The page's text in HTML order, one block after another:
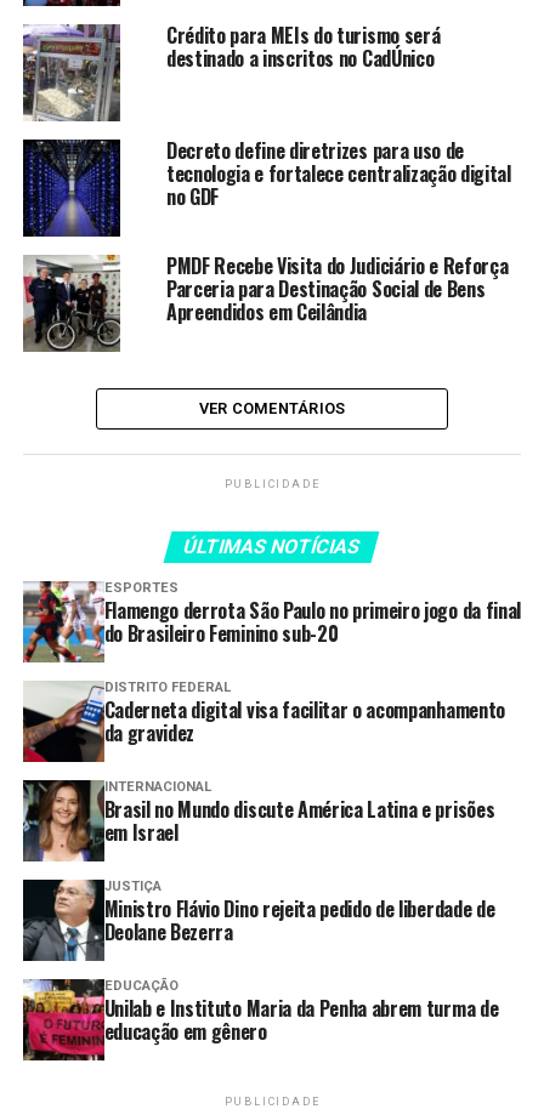
LEIA TAMBÉM
EBC é agraciada com o Selo Pró-
Rio de Janeiro aprova lei para
combater abusos contra mulheres
Itaipu adquire nova área para
assentamento indígena no
Paraná
gênero e combater a misoginia
Desafios persistem na garantia de
direitos trabalhistas no campo
Cronograma
Conforme o documento publicado, a ANPD concentrará
esforços em três etapas:
Etapa 1 (imediata):
estabelecimento de parâmetros preliminares;
divulgação de informações essenciais sobre o ECA Digital
para toda a sociedade; acompanhamento para assegurar
a adequada implementação do “sinal de idade”,
prioritariamente, por lojas de aplicativos (como App
Store e Google Play) e sistemas operacionais (Android,
iOS, Windows) de dispositivos móveis (como celulares e
tablets), e de computadores.
Miriam Wimmer explica que este sinal de idade poderá
ser lido por outras empresas, como as de aplicativos, e
Crédito para MEIs do turismo será
destinado a inscritos no CadÚnico
Decreto define diretrizes para uso de
tecnologia e fortalece centralização digital
no GDF
PMDF Recebe Visita do Judiciário e Reforça
Parceria para Destinação Social de Bens
Apreendidos em Ceilândia
VER COMENTÁRIOS
PUBLICIDADE
ÚLTIMAS NOTÍCIAS
ESPORTES
Flamengo derrota São Paulo no primeiro jogo da final
do Brasileiro Feminino sub-20
DISTRITO FEDERAL
Caderneta digital visa facilitar o acompanhamento
da gravidez
INTERNACIONAL
Brasil no Mundo discute América Latina e prisões
em Israel
JUSTIÇA
Ministro Flávio Dino rejeita pedido de liberdade de
Deolane Bezerra
EDUCAÇÃO
Unilab e Instituto Maria da Penha abrem turma de
educação em gênero
PUBLICIDADE